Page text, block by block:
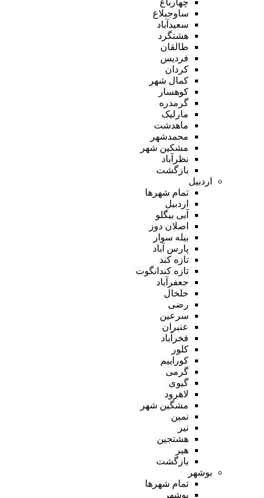
ساوجبلاغ
سعیدآباد
هشتگرد
طالقان
فردیس
کردان
کمال شهر
کوهسار
گرمدره
مارلیک
ماهدشت
محمدشهر
مشکین شهر
نظرآباد
بازگشت
اردبیل
تمام شهر‌ها
اردبیل
آبی بیگلو
اصلان دوز
بیله سوار
پارس آباد
تازه کند
تازه کندانگوت
جعفرآباد
خلخال
رضی
سرعین
عنبران
فخرآباد
کلور
کوراییم
گرمی
گیوی
لاهرود
مشگین شهر
نمین
نیر
هشتجین
هیر
بازگشت
بوشهر
تمام شهر‌ها
بوشهر